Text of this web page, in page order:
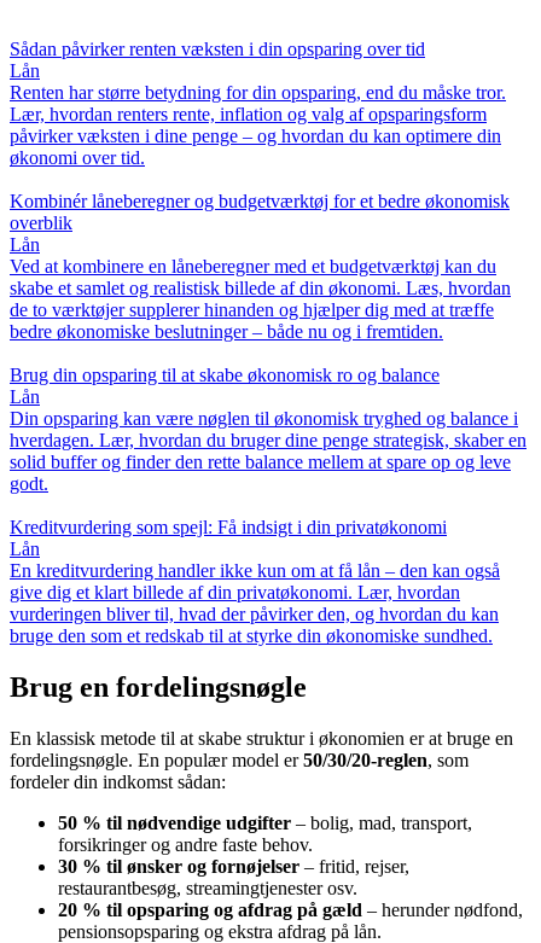
Sådan påvirker renten væksten i din opsparing over tid
Lån
Renten har større betydning for din opsparing, end du måske tror.
Lær, hvordan renters rente, inflation og valg af opsparingsform
påvirker væksten i dine penge – og hvordan du kan optimere din
økonomi over tid.
Kombinér låneberegner og budgetværktøj for et bedre økonomisk
overblik
Lån
Ved at kombinere en låneberegner med et budgetværktøj kan du
skabe et samlet og realistisk billede af din økonomi. Læs, hvordan
de to værktøjer supplerer hinanden og hjælper dig med at træffe
bedre økonomiske beslutninger – både nu og i fremtiden.
Brug din opsparing til at skabe økonomisk ro og balance
Lån
Din opsparing kan være nøglen til økonomisk tryghed og balance i
hverdagen. Lær, hvordan du bruger dine penge strategisk, skaber en
solid buffer og finder den rette balance mellem at spare op og leve
godt.
Kreditvurdering som spejl: Få indsigt i din privatøkonomi
Lån
En kreditvurdering handler ikke kun om at få lån – den kan også
give dig et klart billede af din privatøkonomi. Lær, hvordan
vurderingen bliver til, hvad der påvirker den, og hvordan du kan
bruge den som et redskab til at styrke din økonomiske sundhed.
Brug en fordelingsnøgle
En klassisk metode til at skabe struktur i økonomien er at bruge en
fordelingsnøgle. En populær model er50/30/20-reglen, som
fordeler din indkomst sådan:
50 % til nødvendige udgifter – bolig, mad, transport,
forsikringer og andre faste behov.
30 % til ønsker og fornøjelser – fritid, rejser,
restaurantbesøg, streamingtjenester osv.
20 % til opsparing og afdrag på gæld – herunder nødfond,
pensionsopsparing og ekstra afdrag på lån.